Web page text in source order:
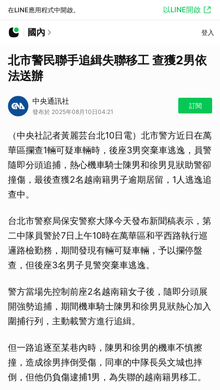
在LINE應用程式中開啟。 以LINE開啟
國內 登入
北市警民聯手追緝失聯移工 查獲2男依
法送辦
中央通訊社
發布於 2025年08月10日04:21
訂閱
（中央社記者黃麗芸台北10日電）北市警方近日在萬
華區攔查1輛可疑車輛時，後座3男突棄車逃逸，員警
隨即分頭追捕，熱心機車騎士陳男和徐男見狀助警卻
撞傷，最後查獲2名越南籍男子逾期居留，1人逃逸追
查中。
台北市警察局保安警察大隊今天發布新聞稿表示，第
二中隊員警於7日上午10時在萬華區和平西路執行巡
邏路檢勤務，期間發現有輛可疑車輛，予以攔停盤
查，但後座3名男子見警突棄車逃逸。
警方當場先控制前座2名越南籍女子後，隨即分頭展
開強勢追捕，期間機車騎士陳男和徐男見狀熱心加入
圍捕行列，主動載警方進行追緝。
但一路追逐至某巷內時，陳男和徐男的機車不慎擦
撞，造成徐男摔倒受傷，同車的中隊長吳文城也摔
倒，但他仍負傷逮捕1男，為失聯的越南籍男移工。